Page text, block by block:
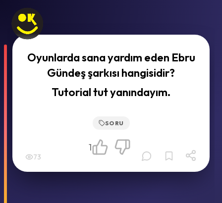
Oyunlarda sana yardım eden Ebru
Gündeş şarkısı hangisidir?
Tutorial tut yanındayım.
SORU
73
1